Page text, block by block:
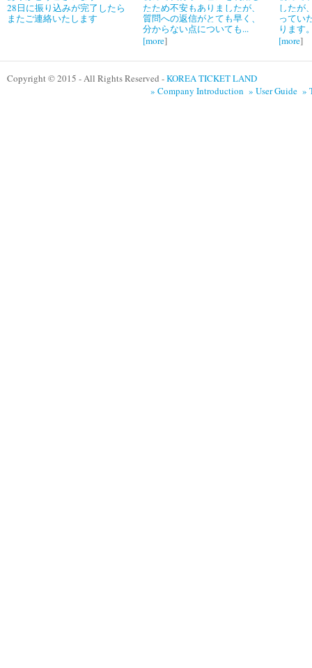
28日に振り込みが完了したら
またご連絡いたします
たため不安もありましたが、
質問への返信がとても早く、
分からない点についても...
[more]
したが
ってい
ります
[more]
Copyright © 2015 - All Rights Reserved -KOREA TICKET LAND
» Company Introduction » User Guide »